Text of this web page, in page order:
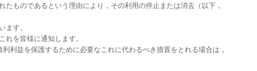
ものであるという理由により，その利用の停止または消去（以下，
す。
を皆様に通知します。
利益を保護するために必要なこれに代わるべき措置をとれる場合は，